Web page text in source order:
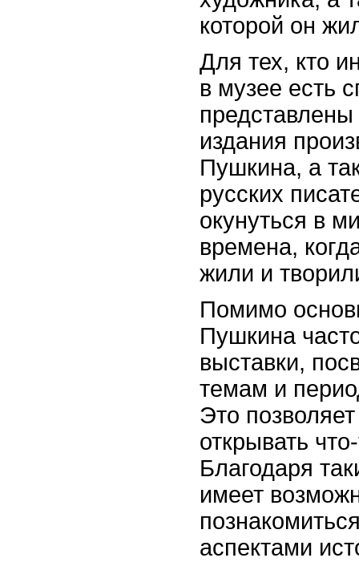
которой он
Для тех, кто
в музее есть
издания
Пушкина, а
русских
окунуться в
времена,
жили и
Помимо
Пушкина
выставки,
темам и
Это
открывать
Благодаря
имеет
аспектами